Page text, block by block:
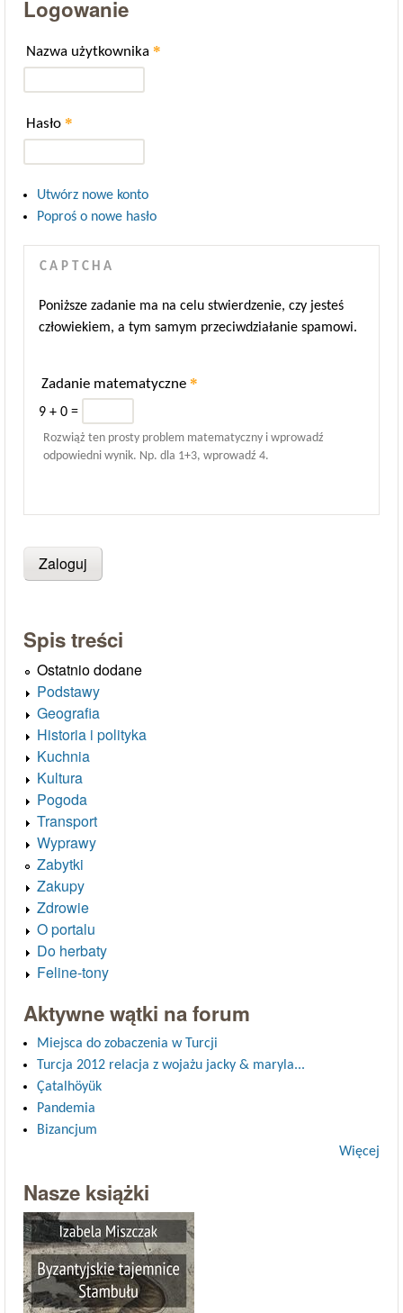
Logowanie
Nazwa użytkownika *
Hasło *
Utwórz nowe konto
Poproś o nowe hasło
CAPTCHA
Poniższe zadanie ma na celu stwierdzenie, czy jesteś
człowiekiem, a tym samym przeciwdziałanie spamowi.
Zadanie matematyczne *
9 + 0 =
Rozwiąż ten prosty problem matematyczny i wprowadź
odpowiedni wynik. Np. dla 1+3, wprowadź 4.
Spis treści
Ostatnio dodane
Podstawy
Geografia
Historia i polityka
Kuchnia
Kultura
Pogoda
Transport
Wyprawy
Zabytki
Zakupy
Zdrowie
O portalu
Do herbaty
Feline-tony
Aktywne wątki na forum
Miejsca do zobaczenia w Turcji
Turcja 2012 relacja z wojażu jacky & maryla...
Çatalhöyük
Pandemia
Bizancjum
Więcej
Nasze książki